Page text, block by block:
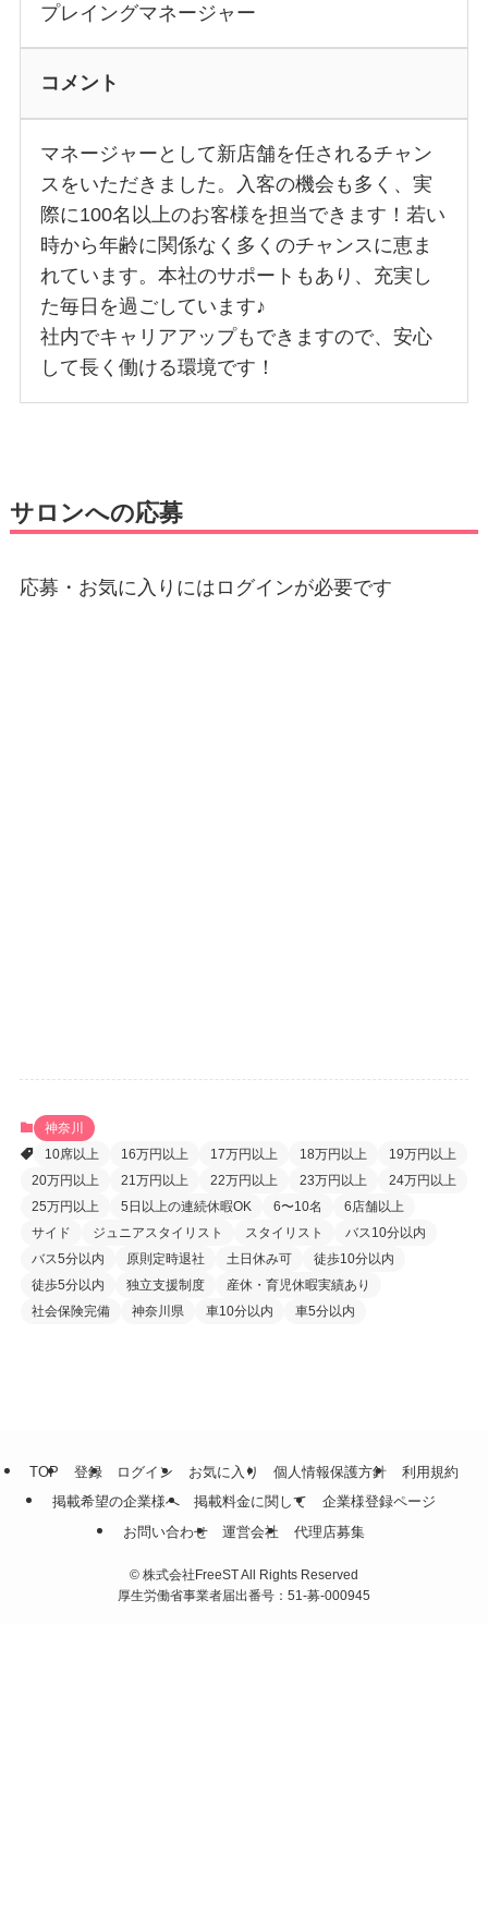
プレイングマネージャー
コメント
マネージャーとして新店舗を任されるチャン
スをいただきました。入客の機会も多く、実
際に100名以上のお客様を担当できます！若い
時から年齢に関係なく多くのチャンスに恵ま
れています。本社のサポートもあり、充実し
た毎日を過ごしています♪
社内でキャリアアップもできますので、安心
して長く働ける環境です！
サロンへの応募
応募・お気に入りにはログインが必要です
神奈川
10席以上
16万円以上 17万円以上 18万円以上
19万円以上
20万円以上
21万円以上 22万円以上 23万円以上
24万円以上
25万円以上
5日以上の連続休暇OK 6〜10名
6店舗以上
サイド
ジュニアスタイリスト スタイリスト
バス10分以内
バス5分以内
原則定時退社 土日休み可
徒歩10分以内
徒歩5分以内
独立支援制度
産休・育児休暇実績あり
社会保険完備
神奈川県 車10分以内 車5分以内
TOP 登録 ログイン お気に入り 個人情報保護方針
利用規約
掲載希望の企業様へ
掲載料金に関して
企業様登録ページ
お問い合わせ
運営会社 代理店募集
© 株式会社FreeST All Rights Reserved
厚生労働省事業者届出番号：51-募-000945